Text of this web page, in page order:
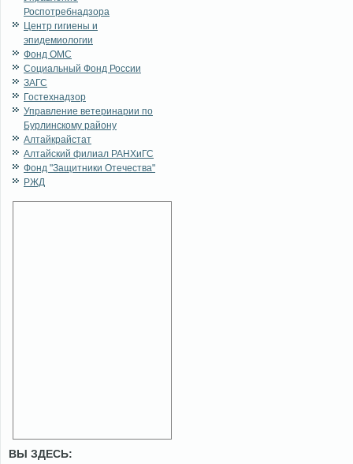
Роспотребнадзора
Центр гигиены и
эпидемиологии
Фонд ОМС
Социальный Фонд России
ЗАГС
Гостехнадзор
Управление ветеринарии по
Бурлинскому району
Алтайкрайстат
Алтайский филиал РАНХиГС
Фонд "Защитники Отечества"
РЖД
ВЫ ЗДЕСЬ: